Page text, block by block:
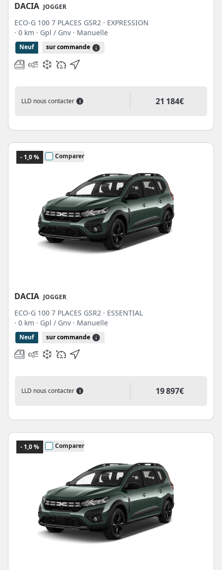
DACIA JOGGER
ECO-G 100 7 PLACES GSR2 · EXPRESSION
· 0 km · Gpl / Gnv · Manuelle
Neuf sur commande
LLD nous contacter i 21 184€
- 1,0 % Comparer
DACIA JOGGER
ECO-G 100 7 PLACES GSR2 · ESSENTIAL
· 0 km · Gpl / Gnv · Manuelle
Neuf sur commande
LLD nous contacter i 19 897€
- 1,0 % Comparer